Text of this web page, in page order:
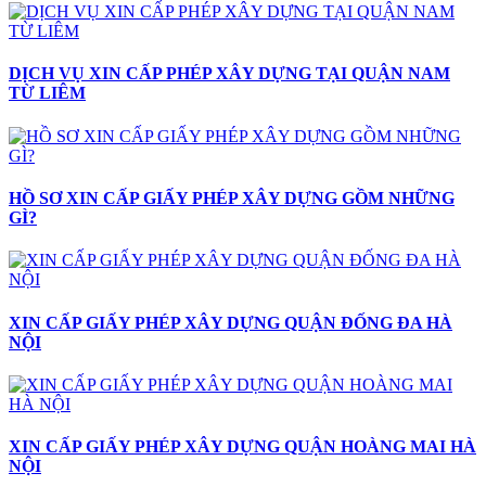
DỊCH VỤ XIN CẤP PHÉP XÂY DỰNG TẠI QUẬN NAM
TỪ LIÊM
HỒ SƠ XIN CẤP GIẤY PHÉP XÂY DỰNG GỒM NHỮNG
GÌ?
XIN CẤP GIẤY PHÉP XÂY DỰNG QUẬN ĐỐNG ĐA HÀ
NỘI
XIN CẤP GIẤY PHÉP XÂY DỰNG QUẬN HOÀNG MAI HÀ
NỘI